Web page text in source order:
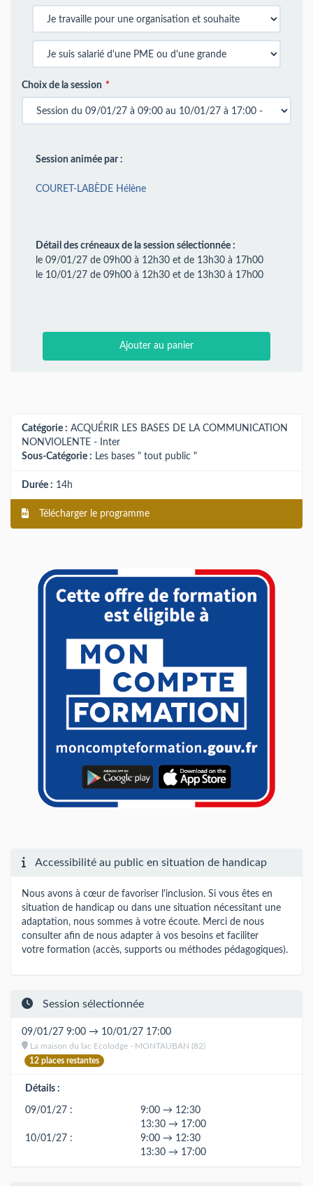
Choix de la session
Session animée par :
COURET-LABÈDE Hélène
Détail des créneaux de la session sélectionnée :
le 09/01/27 de 09h00 à 12h30 et de 13h30 à 17h00
le 10/01/27 de 09h00 à 12h30 et de 13h30 à 17h00
Ajouter au panier
Catégorie : ACQUÉRIR LES BASES DE LA COMMUNICATION
NONVIOLENTE - Inter
Sous-Catégorie : Les bases " tout public "
Durée : 14h
Télécharger le programme
Accessibilité au public en situation de handicap
Nous avons à cœur de favoriser l'inclusion. Si vous êtes en
situation de handicap ou dans une situation nécessitant une
adaptation, nous sommes à votre écoute. Merci de nous
consulter afin de nous adapter à vos besoins et faciliter
votre formation (accès, supports ou méthodes pédagogiques).
Session sélectionnée
09/01/27 9:00 → 10/01/27 17:00
La maison du lac Ecolodge - MONTAUBAN (82)
12 places restantes
Détails :
09/01/27 :
9:00 → 12:30
13:30 → 17:00
10/01/27 :
9:00 → 12:30
13:30 → 17:00